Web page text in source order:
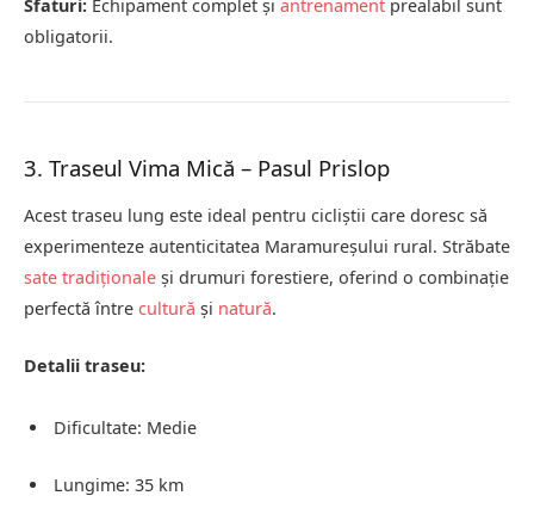
Sfaturi: Echipament complet și antrenament prealabil sunt
obligatorii.
3. Traseul Vima Mică – Pasul Prislop
Acest traseu lung este ideal pentru cicliștii care doresc să
experimenteze autenticitatea Maramureșului rural. Străbate
sate tradiționale și drumuri forestiere, oferind o combinație
perfectă între cultură și natură.
Detalii traseu:
Dificultate: Medie
Lungime: 35 km